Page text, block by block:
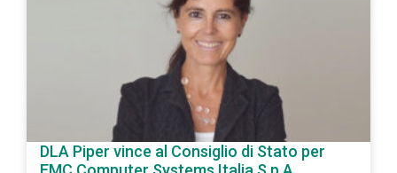
DLA Piper vince al Consiglio di Stato per